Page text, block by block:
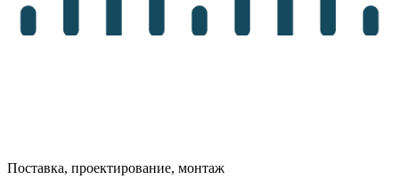
Поставка, проектирование, монтаж